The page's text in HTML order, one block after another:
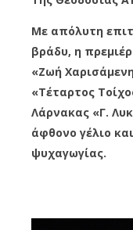
Με απόλυτη
βράδυ, η
«Ζωή
«Τέταρτος
Λάρνακας «Γ.
άφθονο γέλιο
ψυχαγωγίας.